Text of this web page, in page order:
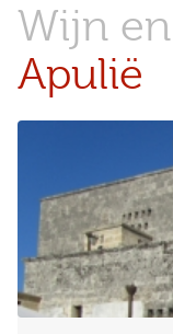
Wijn
Apulië